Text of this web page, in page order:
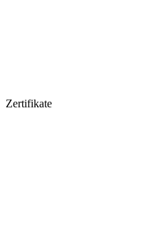
Zertifikate